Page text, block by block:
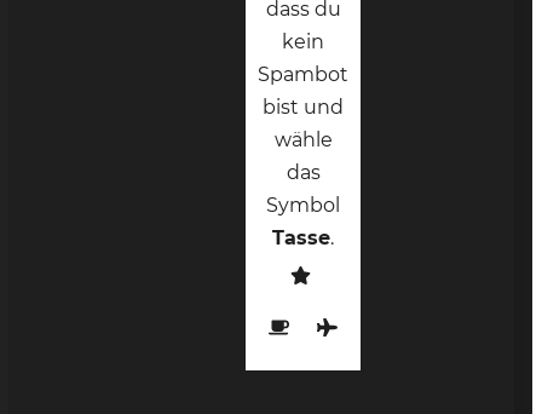
dass du
kein
Spambot
bist und
wähle
das
Symbol
Tasse.